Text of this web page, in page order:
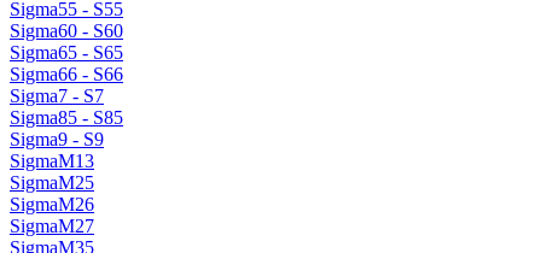
Sigma55 - S55
Sigma60 - S60
Sigma65 - S65
Sigma66 - S66
Sigma7 - S7
Sigma85 - S85
Sigma9 - S9
SigmaM13
SigmaM25
SigmaM26
SigmaM27
SigmaM35